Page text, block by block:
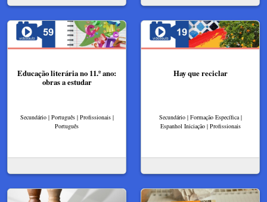
Educação literária no 11.º ano:
obras a estudar
Secundário | Português | Profissionais |
Português
Hay que reciclar
Secundário | Formação Específica |
Espanhol Iniciação | Profissionais